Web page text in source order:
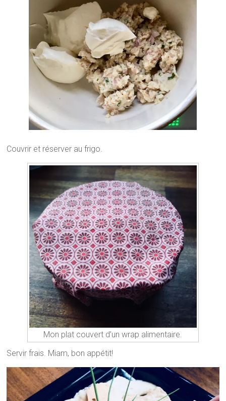
Couvrir et réserver au frigo.
Mon plat couvert d’un wrap alimentaire.
Servir frais. Miam, bon appétit!